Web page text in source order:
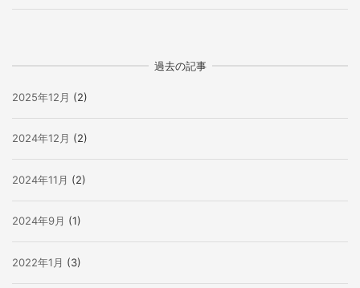
過去の記事
2025年12月 (2)
2024年12月 (2)
2024年11月 (2)
2024年9月 (1)
2022年1月 (3)